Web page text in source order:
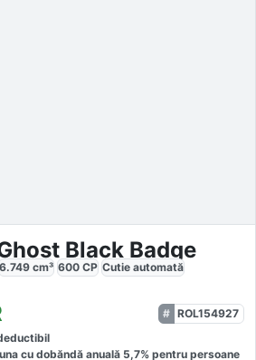
Black Badge
6.749 cm³ 600 CP Cutie automată
ROL154927
cu dobăndă anuală 5,7% pentru persoane